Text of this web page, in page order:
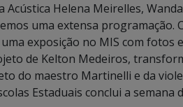
Acústica Helena Meirelles,
uma extensa programação.
exposição no MIS com fotos
de Kelton Medeiros,
do maestro Martinelli e da
Estaduais conclui a